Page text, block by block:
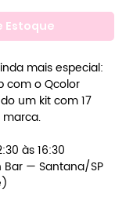
Estoque
mais especial:
com o Qcolor
um kit com 17
marca.
às 16:30
Bar — Santana/SP